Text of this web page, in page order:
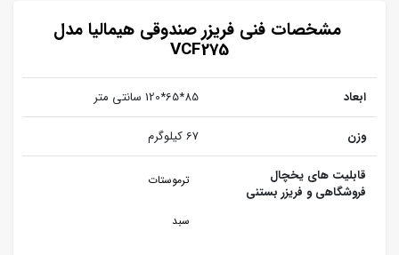
مشخصات فنی فریزر صندوقی هیمالیا مدل
VCF275
ابعاد 85*65*120 سانتی‌ متر
وزن 67 کیلوگرم
قابلیت‌ های یخچال
فروشگاهی و فریزر بستنی
ترموستات
سبد